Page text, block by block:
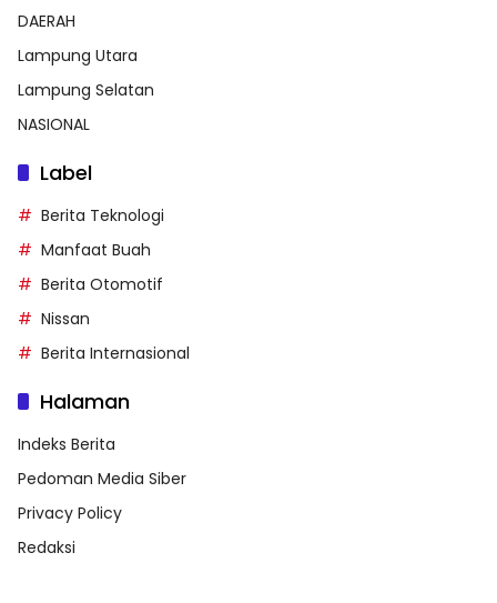
DAERAH
Lampung Utara
Lampung Selatan
NASIONAL
Label
Berita Teknologi
Manfaat Buah
Berita Otomotif
Nissan
Berita Internasional
Halaman
Indeks Berita
Pedoman Media Siber
Privacy Policy
Redaksi